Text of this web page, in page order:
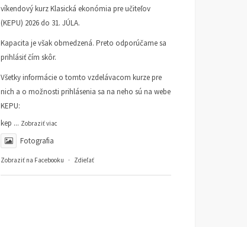
víkendový kurz Klasická ekonómia pre učiteľov
(KEPU) 2026 do 31. JÚLA.
Kapacita je však obmedzená. Preto odporúčame sa
prihlásiť čím skôr.
Všetky informácie o tomto vzdelávacom kurze pre
nich a o možnosti prihlásenia sa na neho sú na webe
KEPU:
kep ... Zobraziť viac
Fotografia
Zobraziť na Facebooku · Zdieľať